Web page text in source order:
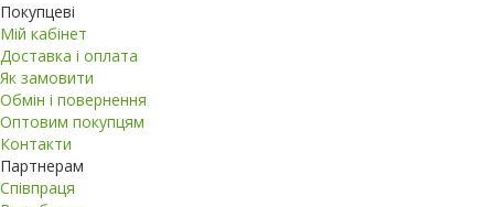
Покупцеві
Мій кабінет
Доставка і оплата
Як замовити
Обмін і повернення
Оптовим покупцям
Контакти
Партнерам
Співпраця